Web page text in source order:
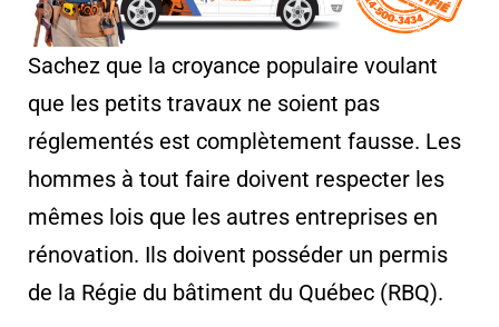
Sachez que la croyance populaire voulant
que les petits travaux ne soient pas
réglementés est complètement fausse. Les
hommes à tout faire doivent respecter les
mêmes lois que les autres entreprises en
rénovation. Ils doivent posséder un permis
de la Régie du bâtiment du Québec (RBQ).